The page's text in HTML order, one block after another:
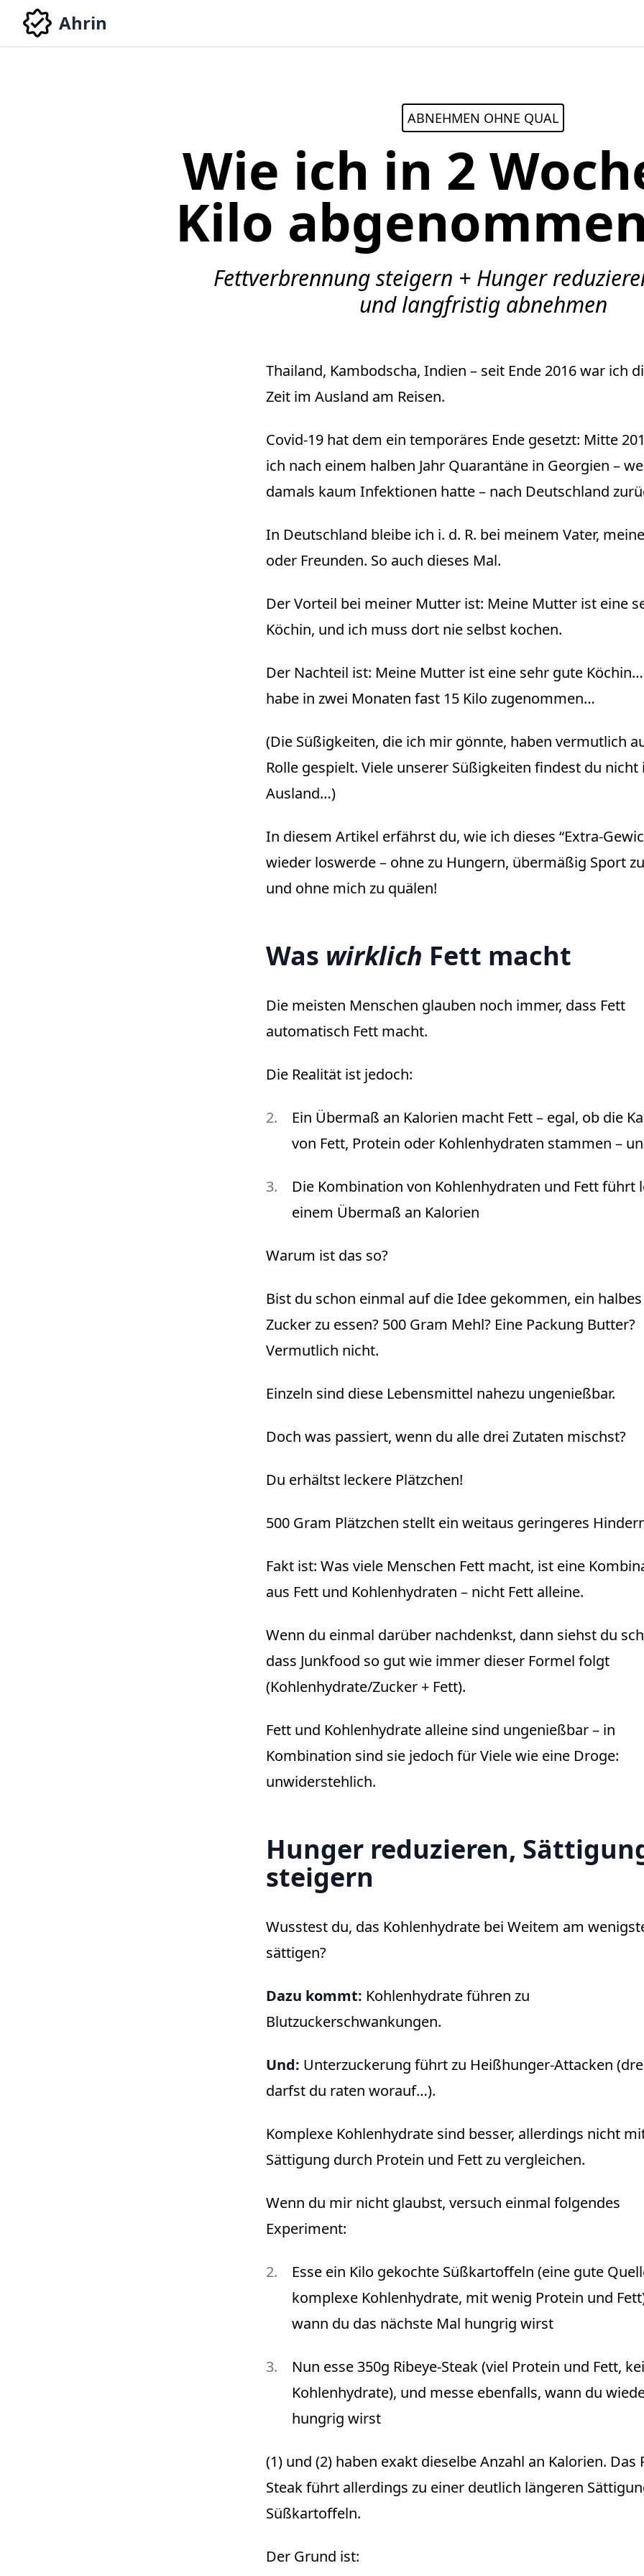
Ahrin
ABNEHMEN OHNE QUAL
Wie ich in 2
Kilo
Fettverbrennung steigern + Hunger
und langfristig abnehmen
Thailand, Kambodscha, Indien – seit Ende 2016 war ich
Zeit im Ausland am Reisen.
Covid-19 hat dem ein temporäres Ende gesetzt: Mitte
ich nach einem halben Jahr Quarantäne in Georgien –
damals kaum Infektionen hatte – nach Deutschland
In Deutschland bleibe ich i. d. R. bei meinem Vater,
oder Freunden. So auch dieses Mal.
Der Vorteil bei meiner Mutter ist: Meine Mutter ist eine
Köchin, und ich muss dort nie selbst kochen.
Der Nachteil ist: Meine Mutter ist eine sehr gute
habe in zwei Monaten fast 15 Kilo zugenommen…
(Die Süßigkeiten, die ich mir gönnte, haben vermutlich
Rolle gespielt. Viele unserer Süßigkeiten findest du nicht
Ausland…)
In diesem Artikel erfährst du, wie ich dieses “Extra-
wieder loswerde – ohne zu Hungern, übermäßig Sport
und ohne mich zu quälen!
Was wirklich Fett macht
Die meisten Menschen glauben noch immer, dass Fett
automatisch Fett macht.
Die Realität ist jedoch:
Ein Übermaß an Kalorien macht Fett – egal, ob die
von Fett, Protein oder Kohlenhydraten stammen –
Die Kombination von Kohlenhydraten und Fett führt
einem Übermaß an Kalorien
Warum ist das so?
Bist du schon einmal auf die Idee gekommen, ein
Zucker zu essen? 500 Gram Mehl? Eine Packung Butter?
Vermutlich nicht.
Einzeln sind diese Lebensmittel nahezu ungenießbar.
Doch was passiert, wenn du alle drei Zutaten mischst?
Du erhältst leckere Plätzchen!
500 Gram Plätzchen stellt ein weitaus geringeres
Fakt ist: Was viele Menschen Fett macht, ist eine
aus Fett und Kohlenhydraten – nicht Fett alleine.
Wenn du einmal darüber nachdenkst, dann siehst du
dass Junkfood so gut wie immer dieser Formel folgt
(Kohlenhydrate/Zucker + Fett).
Fett und Kohlenhydrate alleine sind ungenießbar – in
Kombination sind sie jedoch für Viele wie eine Droge:
unwiderstehlich.
Hunger reduzieren,
steigern
Wusstest du, das Kohlenhydrate bei Weitem am
sättigen?
Dazu kommt: Kohlenhydrate führen zu
Blutzuckerschwankungen.
Und: Unterzuckerung führt zu Heißhunger-Attacken
darfst du raten worauf…).
Komplexe Kohlenhydrate sind besser, allerdings nicht
Sättigung durch Protein und Fett zu vergleichen.
Wenn du mir nicht glaubst, versuch einmal folgendes
Experiment:
Esse ein Kilo gekochte Süßkartoffeln (eine gute
komplexe Kohlenhydrate, mit wenig Protein und
wann du das nächste Mal hungrig wirst
Nun esse 350g Ribeye-Steak (viel Protein und Fett,
Kohlenhydrate), und messe ebenfalls, wann du
hungrig wirst
(1) und (2) haben exakt dieselbe Anzahl an Kalorien. Das
Steak führt allerdings zu einer deutlich längeren
Süßkartoffeln.
Der Grund ist: